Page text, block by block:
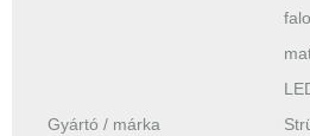
Gyártó / márka